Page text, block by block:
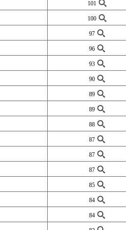
101
100
97
96
93
90
89
89
88
87
87
87
85
84
84